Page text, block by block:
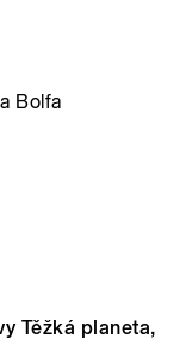
Bolfa
Těžká planeta,